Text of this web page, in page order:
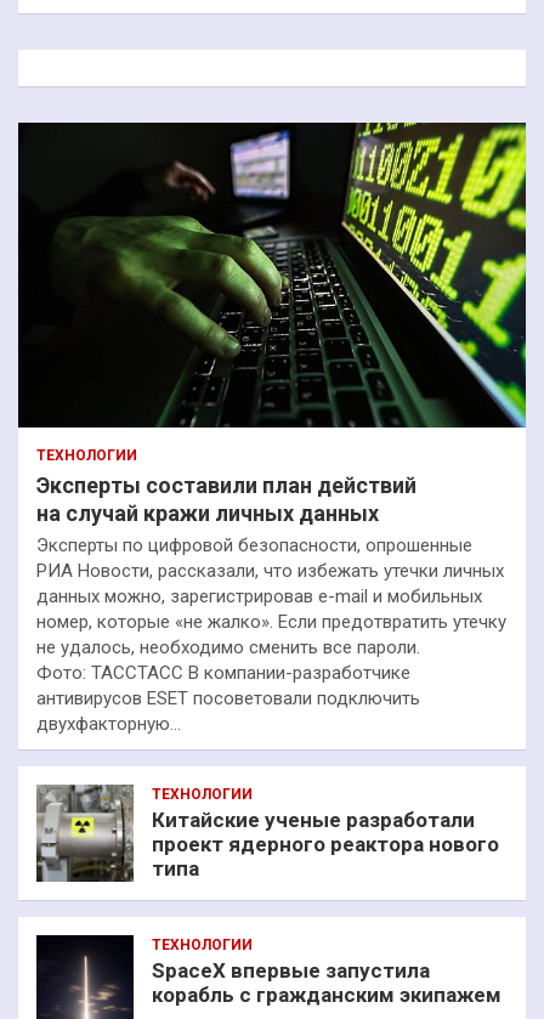
к
ТЕХНОЛОГИИ
Эксперты составили план действий
на случай кражи личных данных
Эксперты по цифровой безопасности, опрошенные
РИА Новости, рассказали, что избежать утечки личных
данных можно, зарегистрировав e-mail и мобильных
номер, которые «не жалко». Если предотвратить утечку
не удалось, необходимо сменить все пароли.
Фото: ТАССТАСС В компании-разработчике
антивирусов ESET посоветовали подключить
двухфакторную…
ТЕХНОЛОГИИ
Китайские ученые разработали
проект ядерного реактора нового
типа
ТЕХНОЛОГИИ
SpaceX впервые запустила
корабль с гражданским экипажем